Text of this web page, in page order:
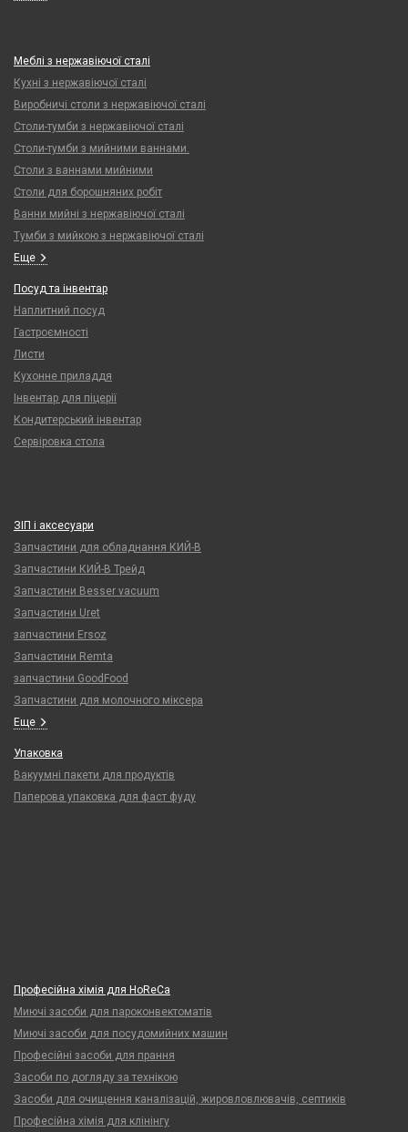
Меблі з нержавіючої сталі
Кухні з нержавіючої сталі
Виробничі столи з нержавіючої сталі
Столи-тумби з нержавіючої сталі
Столи-тумби з мийними ваннами.
Столи з ваннами мийними
Столи для борошняних робіт
Ванни мийні з нержавіючої сталі
Тумби з мийкою з нержавіючої сталі
Еще
Посуд та інвентар
Наплитний посуд
Гастроємності
Листи
Кухонне приладдя
Інвентар для піцерії
Кондитерський інвентар
Сервіровка стола
ЗІП і аксесуари
Запчастини для обладнання КИЙ-В
Запчастини КИЙ-В Трейд
Запчастини Besser vacuum
Запчастини Uret
запчастини Ersoz
Запчастини Remta
запчастини GoodFood
Запчастини для молочного міксера
Еще
Упаковка
Вакуумні пакети для продуктів
Паперова упаковка для фаст фуду
Професійна хімія для HoReCa
Миючі засоби для пароконвектоматів
Миючі засоби для посудомийних машин
Професійні засоби для прання
Засоби по догляду за технікою
Засоби для очищення каналізацій, жировловлювачів, септиків
Професійна хімія для клінінгу